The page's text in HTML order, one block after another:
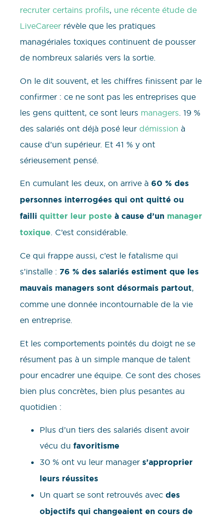
recruter certains profils, une récente étude de
LiveCareer révèle que les pratiques
managériales toxiques continuent de pousser
de nombreux salariés vers la sortie.
On le dit souvent, et les chiffres finissent par le
confirmer : ce ne sont pas les entreprises que
les gens quittent, ce sont leurs managers . 19 %
des salariés ont déjà posé leur démission à
cause d’un supérieur. Et 41 % y ont
sérieusement pensé.
En cumulant les deux, on arrive à 60 % des
personnes interrogées qui ont quitté ou
failli quitter leur poste à cause d’un manager
toxique. C’est considérable.
Ce qui frappe aussi, c’est le fatalisme qui
s’installe : 76 % des salariés estiment que les
mauvais managers sont désormais partout,
comme une donnée incontournable de la vie
en entreprise.
Et les comportements pointés du doigt ne se
résument pas à un simple manque de talent
pour encadrer une équipe. Ce sont des choses
bien plus concrètes, bien plus pesantes au
quotidien :
Plus d’un tiers des salariés disent avoir
vécu du favoritisme
30 % ont vu leur manager s’approprier
leurs réussites
Un quart se sont retrouvés avec des
objectifs qui changeaient en cours de